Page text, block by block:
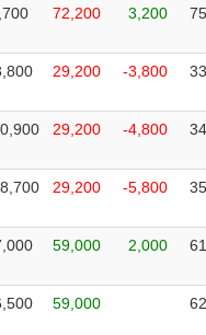
72,200 3,200
29,200 -3,800
29,200 -4,800
29,200 -5,800
59,000 2,000
59,000
quan Cổ đông lớn